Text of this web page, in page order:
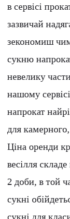
в сервісі
зазвичай
зекономиш
сукню
невелику
нашому
напрокат
для
Ціна оренди
весілля
2 доби, в той
сукні
сукні для